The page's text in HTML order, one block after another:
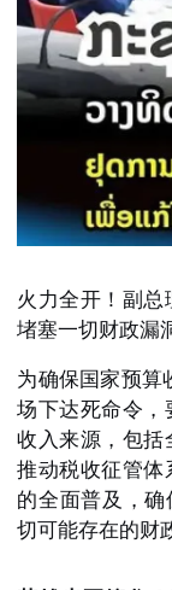
火力全开！副总
堵塞一切财政漏
为确保国家预算
场下达死命令，
收入来源，包括
推动税收征管体
的全面普及，确
切可能存在的财